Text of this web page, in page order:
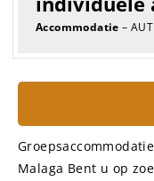
Accommodatie –
Malaga Bent u op